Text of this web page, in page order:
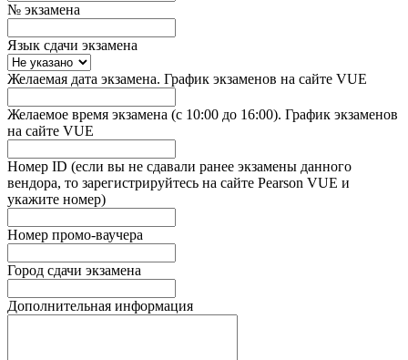
№ экзамена
Язык сдачи экзамена
Желаемая дата экзамена. График экзаменов на сайте VUE
Желаемое время экзамена (с 10:00 до 16:00). График экзаменов
на сайте VUE
Номер ID (если вы не сдавали ранее экзамены данного
вендора, то зарегистрируйтесь на сайте Pearson VUE и
укажите номер)
Номер промо-ваучера
Город сдачи экзамена
Дополнительная информация